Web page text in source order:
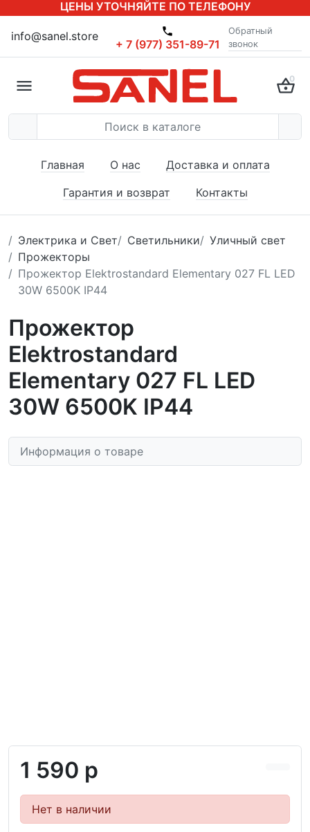
ЦЕНЫ УТОЧНЯЙТЕ ПО ТЕЛЕФОНУ
info@sanel.store
+ 7 (977) 351-89-71
Обратный
звонок
0
Главная О нас
Доставка и оплата
Гарантия и возврат
Контакты
Электрика и Свет Светильники
Уличный свет
Прожекторы
Прожектор Elektrostandard Elementary 027 FL LED
30W 6500K IP44
Прожектор
Elektrostandard
Elementary 027 FL LED
30W 6500K IP44
Информация о товаре
1 590 р
Нет в наличии